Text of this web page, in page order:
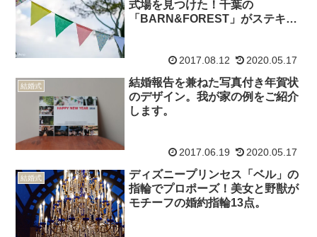
式場を見つけた！千葉の
「BARN&FOREST」がステキす
2017.08.12 2020.05.17
結婚式
結婚報告を兼ねた写真付き年賀状
のデザイン。我が家の例をご紹介
します。
2017.06.19 2020.05.17
結婚式
ディズニープリンセス「ベル」の
指輪でプロポーズ！美女と野獣が
モチーフの婚約指輪13点。